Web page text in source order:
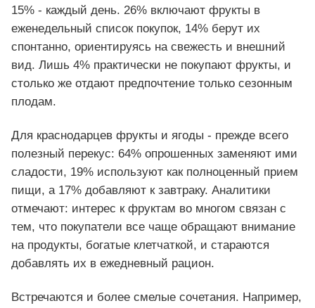
15% - каждый день. 26% включают фрукты в
еженедельный список покупок, 14% берут их
спонтанно, ориентируясь на свежесть и внешний
вид. Лишь 4% практически не покупают фрукты, и
столько же отдают предпочтение только сезонным
плодам.
Для краснодарцев фрукты и ягоды - прежде всего
полезный перекус: 64% опрошенных заменяют ими
сладости, 19% используют как полноценный прием
пищи, а 17% добавляют к завтраку. Аналитики
отмечают: интерес к фруктам во многом связан с
тем, что покупатели все чаще обращают внимание
на продукты, богатые клетчаткой, и стараются
добавлять их в ежедневный рацион.
Встречаются и более смелые сочетания. Например,